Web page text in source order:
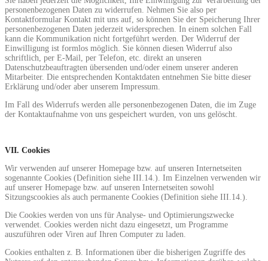
personenbezogenen Daten zu widerrufen. Nehmen Sie also per
Kontaktformular Kontakt mit uns auf, so können Sie der Speicherung Ihrer
personenbezogenen Daten jederzeit widersprechen. In einem solchen Fall
kann die Kommunikation nicht fortgeführt werden. Der Widerruf der
Einwilligung ist formlos möglich. Sie können diesen Widerruf also
schriftlich, per E-Mail, per Telefon, etc. direkt an unseren
Datenschutzbeauftragten übersenden und/oder einem unserer anderen
Mitarbeiter. Die entsprechenden Kontaktdaten entnehmen Sie bitte dieser
Erklärung und/oder aber unserem Impressum.
Im Fall des Widerrufs werden alle personenbezogenen Daten, die im Zuge
der Kontaktaufnahme von uns gespeichert wurden, von uns gelöscht.
VII. Cookies
Wir verwenden auf unserer Homepage bzw. auf unseren Internetseiten
sogenannte Cookies (Definition siehe III.14.). Im Einzelnen verwenden wir
auf unserer Homepage bzw. auf unseren Internetseiten sowohl
Sitzungscookies als auch permanente Cookies (Definition siehe III.14.).
Die Cookies werden von uns für Analyse- und Optimierungszwecke
verwendet. Cookies werden nicht dazu eingesetzt, um Programme
auszuführen oder Viren auf Ihren Computer zu laden.
Cookies enthalten z. B. Informationen über die bisherigen Zugriffe des